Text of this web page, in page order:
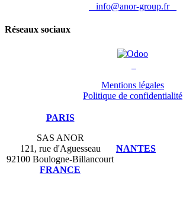
info@anor-group.fr
Réseaux sociaux
Mentions légales
Politique de confidentialité
PARIS
SAS ANOR
121, rue d'Aguesseau
92100 Boulogne-Billancourt
FRANCE
NANTES